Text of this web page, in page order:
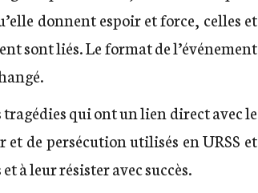
donnent espoir et force, celles et
sont liés. Le format de l’événement
tragédies qui ont un lien direct avec le
de persécution utilisés en URSS et
à leur résister avec succès.